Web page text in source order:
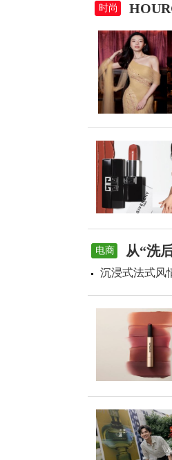
时尚
电商 从“洗
沉浸式法式风